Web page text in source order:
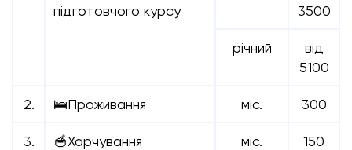
підготовчого курсу
3500
річний
від
5100
2. 🛌Проживання міс. 300
3. 🥣Харчування міс. 150